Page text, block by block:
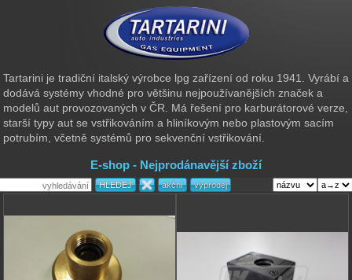
Tartarini je tradiční italský výrobce lpg zařízení od roku 1941. Vyrábí a
dodává systémy vhodné pro většinu nejpoužívanějších značek a
modelů aut provozovaných v ČR. Má řešení pro karburátorové verze,
starší typy aut se vstřikováním a hliníkovým nebo plastovým sacím
potrubím, včetně systémů pro sekvenční vstřikování.
E-shop - Nejprodánavější zboží